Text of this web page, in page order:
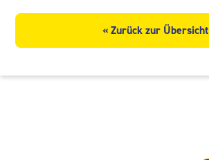
« Zurück zur Übersicht